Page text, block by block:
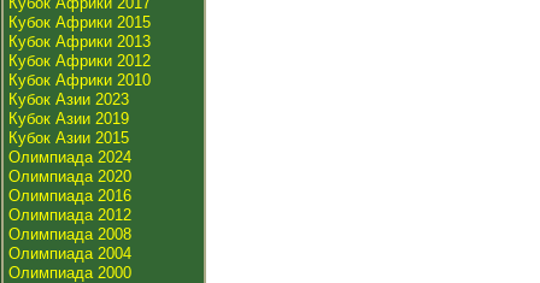
Кубок Африки 2015
Кубок Африки 2013
Кубок Африки 2012
Кубок Африки 2010
Кубок Азии 2023
Кубок Азии 2019
Кубок Азии 2015
Олимпиада 2024
Олимпиада 2020
Олимпиада 2016
Олимпиада 2012
Олимпиада 2008
Олимпиада 2004
Олимпиада 2000